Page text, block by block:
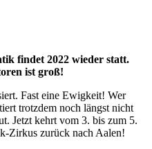
findet 2022 wieder statt.
ist groß!
Fast eine Ewigkeit! Wer
trotzdem noch längst nicht
Jetzt kehrt vom 3. bis zum 5.
Zirkus zurück nach Aalen!